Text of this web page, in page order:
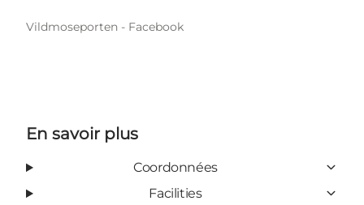
Vildmoseporten - Facebook
En savoir plus
Coordonnées
Facilities